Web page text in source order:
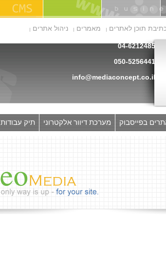
תוכן לאתרים מאמרים ניהול אתרים
04-6212485
050-5256441
info@mediaconcept.co.il
בפייסבוק מערכת דיוור אלקטרוני תיק עבודות